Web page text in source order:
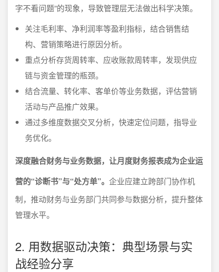
字不看问题”的现象，导致管理层无法做出科学决策。
关注毛利率、净利润率等盈利指标，结合销售结
构、营销策略进行原因分析。
重点分析存货周转率、应收账款周转率，发现供应
链与资金管理的瓶颈。
结合流量、转化率、客单价等业务数据，评估营销
活动与产品推广效果。
通过多维度数据交叉分析，快速定位问题，指导业
务优化。
深度融合财务与业务数据，让月度财务报表成为企业运
营的“诊断书”与“处方单”。 企业应建立跨部门协作机
制，推动财务与业务部门共同参与数据分析，提升整体
管理水平。
2. 用数据驱动决策：典型场景与实
战经验分享